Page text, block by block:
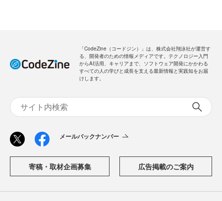
「CodeZine（コードジン）」は、株式会社翔泳社が運営す
る、開発者のための情報メディアです。テクノロジー入門
からAI活用、キャリアまで、ソフトウェア開発にかかわる
すべての人の学びと成長を支える最新情報と実践知をお届
けします。
メールバックナンバー
寄稿・取材企画募集 広告掲載のご案内